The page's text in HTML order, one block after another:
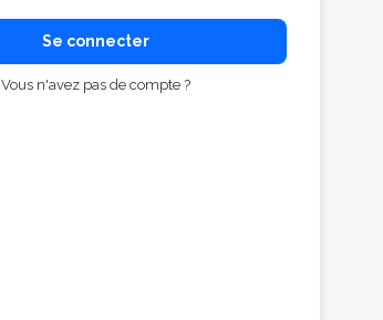
Se connecter
Vous n'avez pas de compte ?